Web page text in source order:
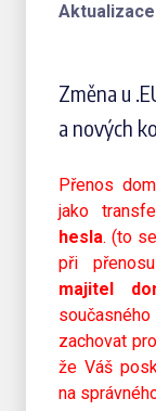
Aktualizace
Změna u
a nových
Přenos
jako
hesla. (to
při
majitel
zachovat
že Váš
na